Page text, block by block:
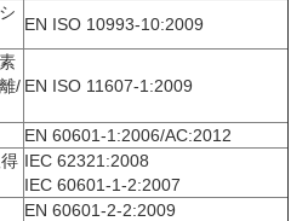
EN ISO 10993-10:2009
/ EN ISO 11607-1:2009
EN 60601-1:2006/AC:2012
IEC 62321:2008
IEC 60601-1-2:2007
EN 60601-2-2:2009